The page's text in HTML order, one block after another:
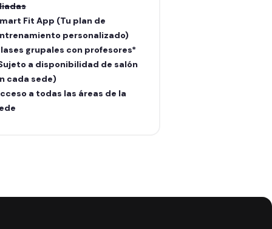
Fit App (Tu plan de
personalizado)
grupales con profesores*
a disponibilidad de salón
cada sede)
a todas las áreas de la